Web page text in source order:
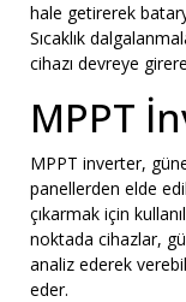
hale getirerek
Sıcaklık
cihazı devreye
MPPT
MPPT inverter,
panellerden elde
çıkarmak için
noktada cihazlar,
analiz ederek
eder.